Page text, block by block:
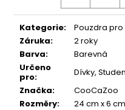
Kategorie:
Pouzdra
Záruka:
2 roky
Barva:
Barevná
Určeno
pro:
Dívky,
Značka:
CooCaZoo
Rozměry:
24 cm x 6 cm